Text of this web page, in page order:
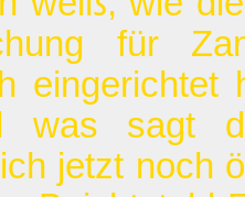
für
was sagt
jetzt noch